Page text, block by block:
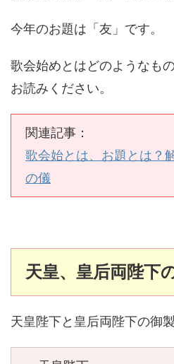
今年のお題は「友」です。
歌会始めとはどのようなも
お読みください。
関連記事：
歌会始とは、お題とは
の儀
天皇、皇后両陛下
天皇陛下と皇后両陛下の御